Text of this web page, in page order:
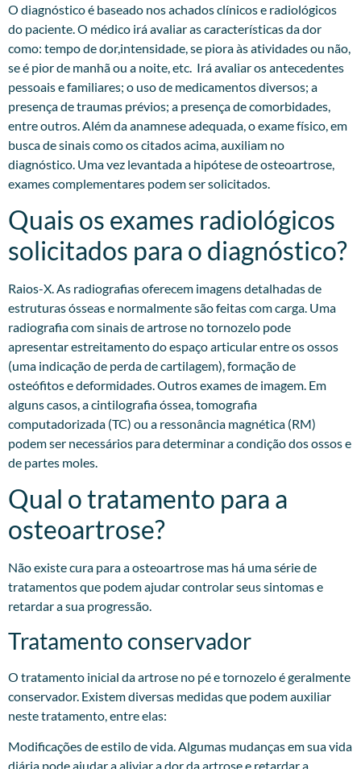
O diagnóstico é baseado nos achados clínicos e radiológicos
do paciente. O médico irá avaliar as características da dor
como: tempo de dor,intensidade, se piora às atividades ou não,
se é pior de manhã ou a noite, etc. Irá avaliar os antecedentes
pessoais e familiares; o uso de medicamentos diversos; a
presença de traumas prévios; a presença de comorbidades,
entre outros. Além da anamnese adequada, o exame físico, em
busca de sinais como os citados acima, auxiliam no
diagnóstico. Uma vez levantada a hipótese de osteoartrose,
exames complementares podem ser solicitados.​
Quais os exames radiológicos
solicitados para o diagnóstico?
Raios-X. As radiografias oferecem imagens detalhadas de
estruturas ósseas e normalmente são feitas com carga. Uma
radiografia com sinais de artrose no tornozelo pode
apresentar estreitamento do espaço articular entre os ossos
(uma indicação de perda de cartilagem), formação de
osteófitos e deformidades. Outros exames de imagem. Em
alguns casos, a cintilografia óssea, tomografia
computadorizada (TC) ou a ressonância magnética (RM)
podem ser necessários para determinar a condição dos ossos e
de partes moles.
Qual o tratamento para a
osteoartrose?
Não existe cura para a osteoartrose mas há uma série de
tratamentos que podem ajudar controlar seus sintomas e
retardar a sua progressão.
Tratamento conservador
O tratamento inicial da artrose no pé e tornozelo é geralmente
conservador. Existem diversas medidas que podem auxiliar
neste tratamento, entre elas:
Modificações de estilo de vida. Algumas mudanças em sua vida
diária pode ajudar a aliviar a dor da artrose e retardar a